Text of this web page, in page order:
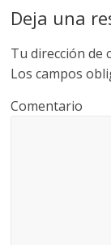
Deja una
Tu dirección de
Los campos
Comentario